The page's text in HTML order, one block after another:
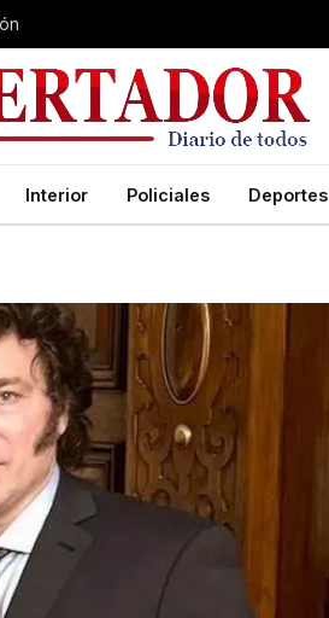
Interior Policiales Deportes